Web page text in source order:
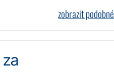
zobrazit podobné